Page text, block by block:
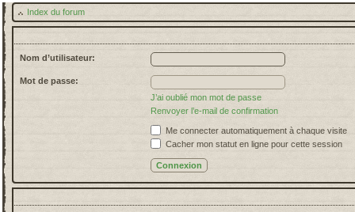
Index du forum
Nom d’utilisateur:
Mot de passe:
J’ai oublié mon mot de passe
Renvoyer l’e-mail de confirmation
Me connecter automatiquement à chaque visite
Cacher mon statut en ligne pour cette session